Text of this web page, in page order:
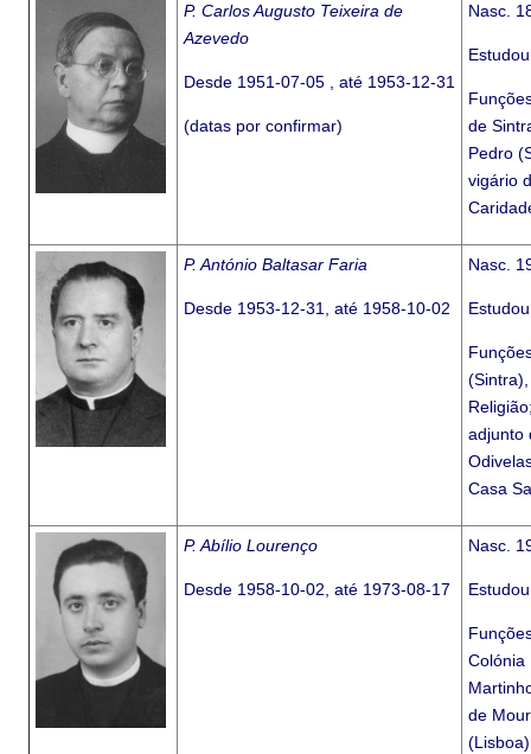
P. Carlos Augusto Teixeira de
Azevedo
Desde 1951-07-05 , até 1953-12-31
(datas por confirmar)
Nasc.
de
Pedro
vigário
P. António Baltasar Faria
Desde 1953-12-31, até 1958-10-02
Nasc.
adjunto
Casa
P. Abílio Lourenço
Desde 1958-10-02, até 1973-08-17
Nasc.
Colónia
de